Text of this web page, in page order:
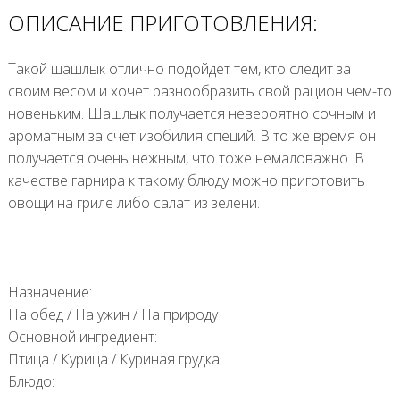
ОПИСАНИЕ ПРИГОТОВЛЕНИЯ:
Такой шашлык отлично подойдет тем, кто следит за
своим весом и хочет разнообразить свой рацион чем-то
новеньким. Шашлык получается невероятно сочным и
ароматным за счет изобилия специй. В то же время он
получается очень нежным, что тоже немаловажно. В
качестве гарнира к такому блюду можно приготовить
овощи на гриле либо салат из зелени.
Назначение:
На обед/На ужин /На природу
Основной ингредиент:
Птица /Курица /Куриная грудка
Блюдо: